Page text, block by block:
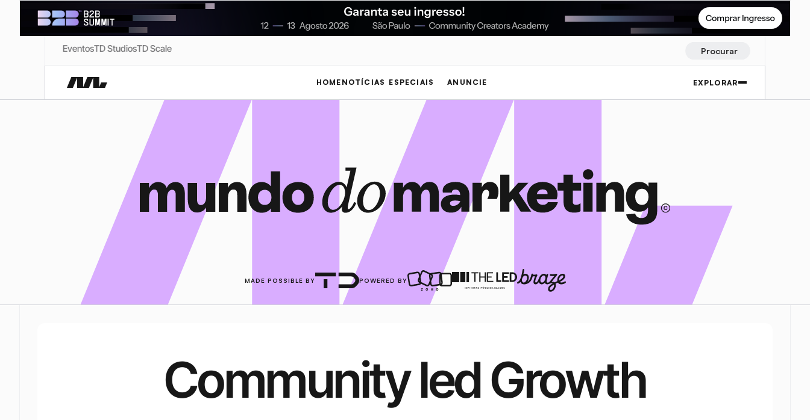
EventosTD StudiosTD Scale Procurar
HOME NOTÍCIAS ESPECIAIS ANUNCIE EXPLORAR
MADE POSSIBLE BY POWERED BY
Community led Growth